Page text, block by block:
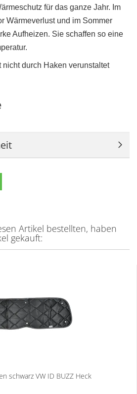
für das ganze Jahr. Im
Wärmeverlust und im Sommer
Aufheizen. Sie schaffen so eine
nicht durch Haken verunstaltet
Artikel bestellten, haben
gekauft:
schwarz VW ID BUZZ Heck